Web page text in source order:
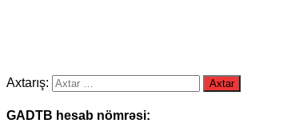
Axtarış:
GADTB hesab nömrəsi: